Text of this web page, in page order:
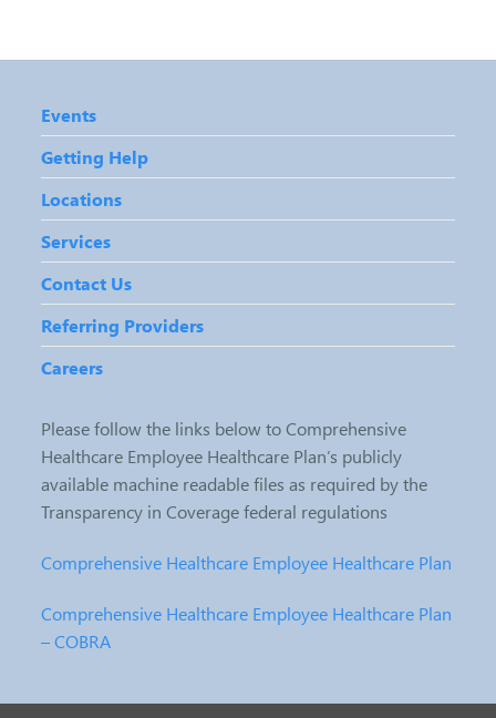
Events
Getting Help
Locations
Services
Contact Us
Referring Providers
Careers
Please follow the links below to Comprehensive
Healthcare Employee Healthcare Plan’s publicly
available machine readable files as required by the
Transparency in Coverage federal regulations
Comprehensive Healthcare Employee Healthcare Plan
Comprehensive Healthcare Employee Healthcare Plan
– COBRA